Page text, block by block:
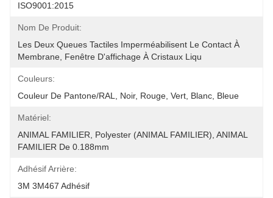
ISO9001:2015
Nom De Produit:
Les Deux Queues Tactiles Imperméabilisent Le Contact À
Membrane, Fenêtre D'affichage À Cristaux Liqu
Couleurs:
Couleur De Pantone/RAL, Noir, Rouge, Vert, Blanc, Bleue
Matériel:
ANIMAL FAMILIER, Polyester (ANIMAL FAMILIER), ANIMAL
FAMILIER De 0.188mm
Adhésif Arrière:
3M 3M467 Adhésif